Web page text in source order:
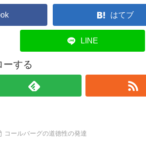
はてブ
LINE
ーする
コールバーグの道徳性の発達